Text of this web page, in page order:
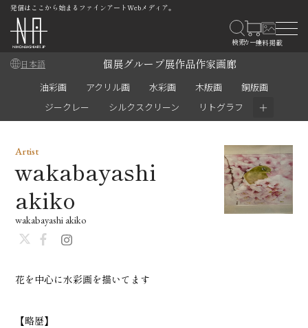
発信はここから始まるファインアートWebメディア。
日本語 個展グループ展作品作家画廊
油彩画 アクリル画 水彩画 木版画
銅版画
ジークレー
シルクスクリーン リトグラフ ＋
花を中心に水彩画を描いてます
【略歴】
Artist
wakabayashi
akiko
wakabayashi akiko